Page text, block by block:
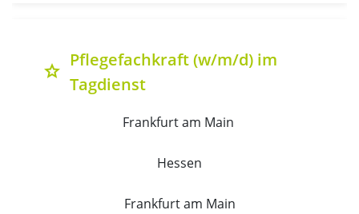
grade
Pflegefachkraft (w/m/d) im
Tagdienst
Frankfurt am Main
Hessen
Frankfurt am Main